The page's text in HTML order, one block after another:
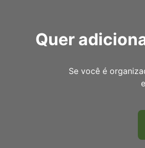
Quer
Se você é